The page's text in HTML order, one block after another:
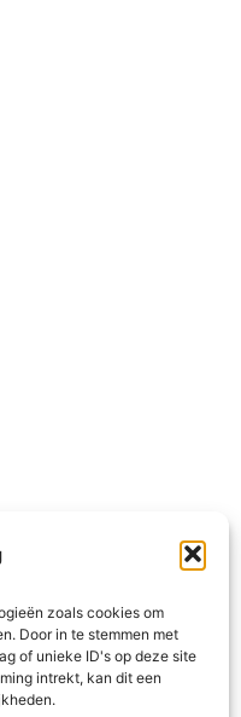
zoals cookies om
Door in te stemmen met
of unieke ID's op deze site
intrekt, kan dit een